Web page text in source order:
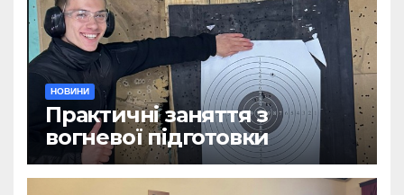
НОВИНИ
Практичні заняття з
вогневої підготовки